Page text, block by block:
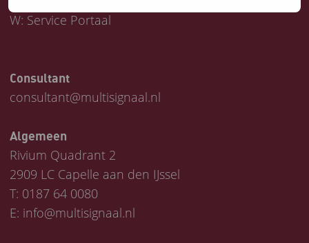
W: Service Portaal
Consultant
consultant@multisignaal.nl
Algemeen
Rivium Quadrant 2
2909 LC Capelle aan den IJssel
T: 0187 64 0080
E: info@multisignaal.nl